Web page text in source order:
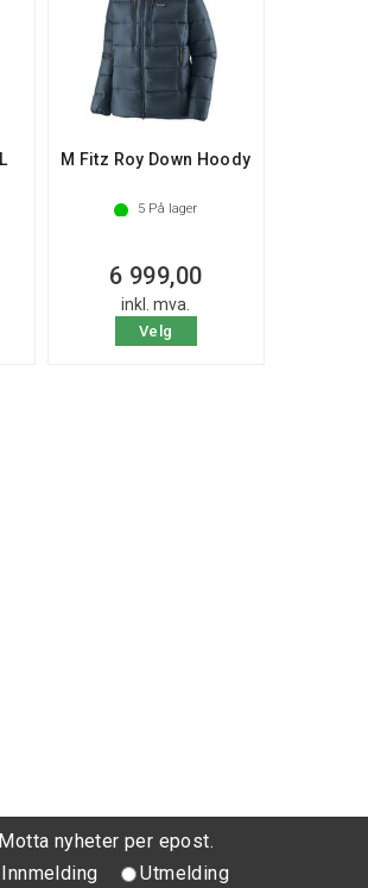
M Fitz Roy Down Hoody
5 På lager
6 999,00
inkl. mva.
Velg
Motta nyheter per epost.
Innmelding
Utmelding